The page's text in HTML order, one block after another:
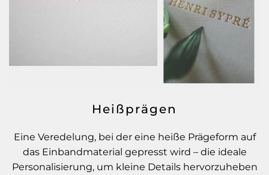
Heißprägen
Eine Veredelung, bei der eine heiße Prägeform auf
das Einbandmaterial gepresst wird – die ideale
Personalisierung, um kleine Details hervorzuheben